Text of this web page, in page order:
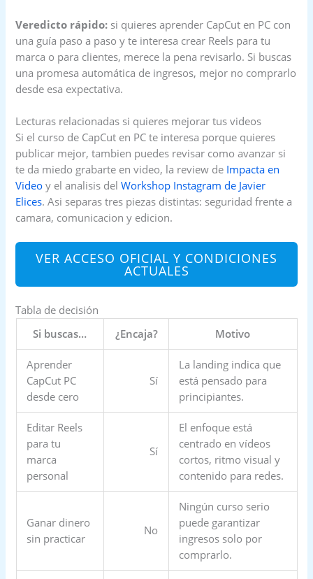
Veredicto rápido: si quieres aprender CapCut en PC con
una guía paso a paso y te interesa crear Reels para tu
marca o para clientes, merece la pena revisarlo. Si buscas
una promesa automática de ingresos, mejor no comprarlo
desde esa expectativa.
Lecturas relacionadas si quieres mejorar tus videos
Si el curso de CapCut en PC te interesa porque quieres
publicar mejor, tambien puedes revisar como avanzar si
te da miedo grabarte en video, la review de Impacta en
Video y el analisis delWorkshop Instagram de Javier
Elices. Asi separas tres piezas distintas: seguridad frente a
camara, comunicacion y edicion.
VER ACCESO OFICIAL Y CONDICIONES
ACTUALES
Tabla de decisión
Si buscas…
¿Encaja? Motivo
Aprender
CapCut PC
desde cero
Sí
La landing indica que
está pensado para
principiantes.
Editar Reels
para tu
marca
personal
Sí
El enfoque está
centrado en vídeos
cortos, ritmo visual y
contenido para redes.
Ganar dinero
sin practicar
No
Ningún curso serio
puede garantizar
ingresos solo por
comprarlo.